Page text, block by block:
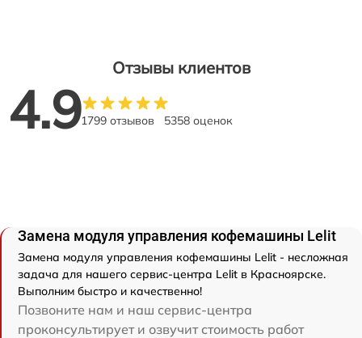
Отзывы клиентов
4.91799 отзывов 5358 оценок
Замена модуля управления кофемашины Lelit
Замена модуля управления кофемашины Lelit - несложная
задача для нашего сервис-центра Lelit в Красноярске.
Выполним быстро и качественно!
Позвоните нам и наш сервис-центра
проконсультирует и озвучит стоимость работ